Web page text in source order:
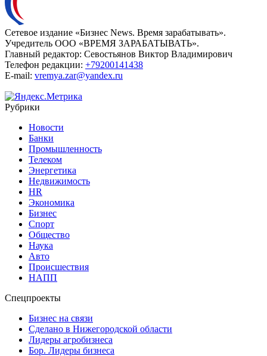
Сетевое издание «Бизнес News. Время зарабатывать».
Учредитель ООО «ВРЕМЯ ЗАРАБАТЫВАТЬ».
Главный редактор: Севостьянов Виктор Владимирович
Телефон редакции: +79200141438
E-mail: vremya.zar@yandex.ru
Рубрики
Новости
Банки
Промышленность
Телеком
Энергетика
Недвижимость
HR
Экономика
Бизнес
Спорт
Общество
Наука
Авто
Происшествия
НАПП
Спецпроекты
Бизнес на связи
Сделано в Нижегородской области
Лидеры агробизнеса
Бор. Лидеры бизнеса